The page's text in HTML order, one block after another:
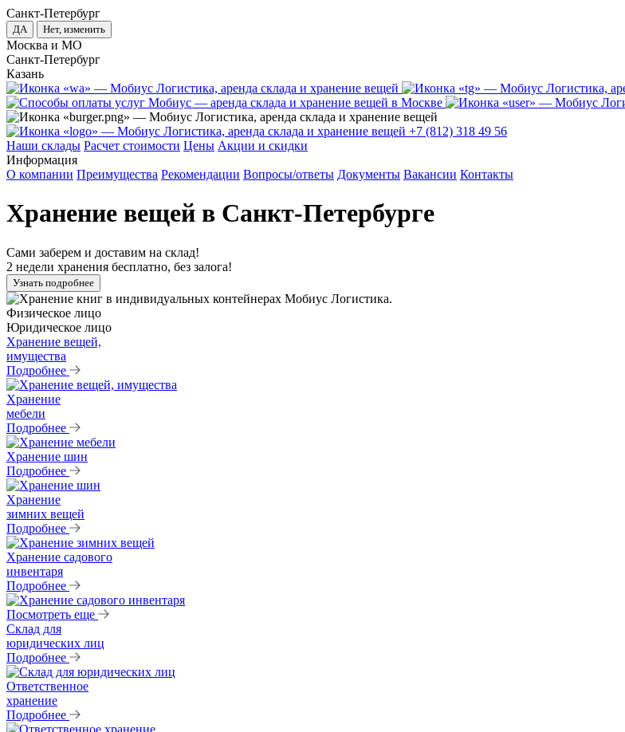
Санкт-Петербург
ДА Нет, изменить
Москва и МО
Санкт-Петербург
Казань
+7 (812) 318 49 56
Наши склады Расчет стоимости Цены Акции и скидки
Информация
О компании Преимущества Рекомендации Вопросы/ответы Документы Вакансии Контакты
Хранение вещей в Санкт-Петербурге
Сами заберем и доставим на склад!
2 недели хранения бесплатно, без залога!
Узнать подробнее
Физическое лицо
Юридическое лицо
Хранение вещей,
имущества
Подробнее
Хранение
мебели
Подробнее
Хранение шин
Подробнее
Хранение
зимних вещей
Подробнее
Хранение садового
инвентаря
Подробнее
Посмотреть еще
Склад для
юридических лиц
Подробнее
Ответственное
хранение
Подробнее